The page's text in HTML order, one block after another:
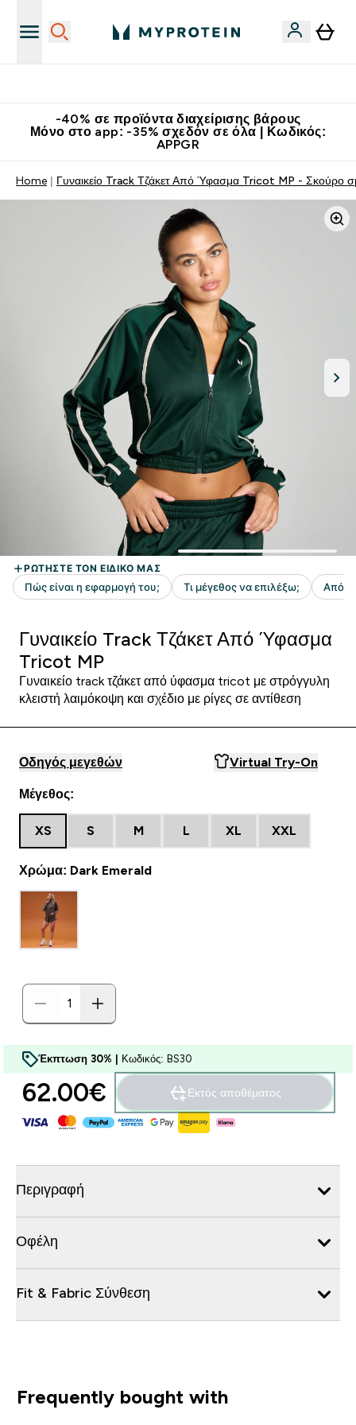
-40% σε προϊόντα διαχείρισης βάρους
Μόνο στο app: -35% σχεδόν σε όλα | Κωδικός:
APPGR
Home Γυναικείο Track Τζάκετ Από Ύφασμα Tricot MP - Σκούρο
Γυναικείο Track Τζάκετ Από Ύφασμα
Tricot MP
Γυναικείο track τζάκετ από ύφασμα tricot με στρόγγυλη
κλειστή λαιμόκοψη και σχέδιο με ρίγες σε αντίθεση
Οδηγός μεγεθών Virtual Try-On
Μέγεθος:
XS S M L XL XXL
Χρώμα: Dark Emerald
Έκπτωση 30% | Κωδικός: BS30
62.00€‎ Εκτός αποθέματος
Περιγραφή
Οφέλη
Fit & Fabric Σύνθεση
Frequently bought with